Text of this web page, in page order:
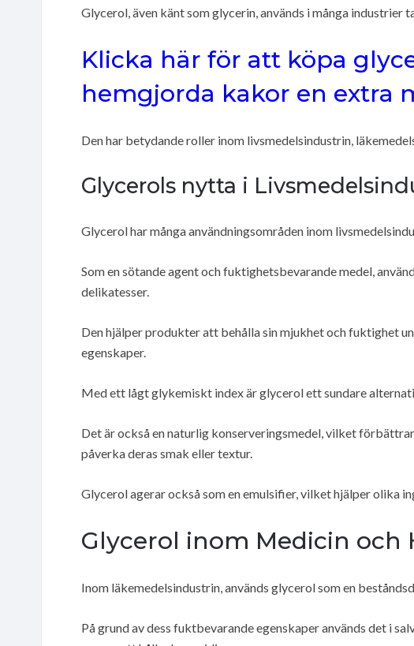
Glycerol, även känt som glycerin, används i många industrier
Klicka här för att köpa
hemgjorda kakor en extra
Den har betydande roller inom livsmedelsindustrin,
Glycerols nytta i
Glycerol har många användningsområden inom
Som en sötande agent och fuktighetsbevarande medel,
delikatesser.
Den hjälper produkter att behålla sin mjukhet och fuktighet
egenskaper.
Med ett lågt glykemiskt index är glycerol ett sundare
Det är också en naturlig konserveringsmedel, vilket
påverka deras smak eller textur.
Glycerol agerar också som en emulsifier, vilket hjälper olika
Glycerol inom Medicin och
Inom läkemedelsindustrin, används glycerol som en
På grund av dess fuktbevarande egenskaper används det i